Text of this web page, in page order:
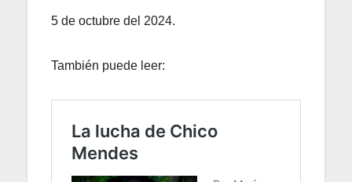
5 de octubre del 2024.
También puede leer: